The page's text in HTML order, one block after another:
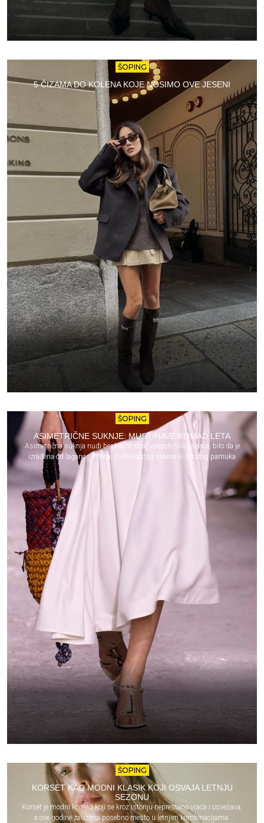
ŠOPING
5 ČIZAMA DO KOLENA KOJE NOSIMO OVE JESENI
ŠOPING
ASIMETRIČNE SUKNJE: MUST-HAVE KOMAD LETA
Asimetrična suknja nudi beskrajne mogućnosti stilizovanja, bilo da je
izrađena od laganog šifona, svilenkastog satena ili čvrstog pamuka
ŠOPING
KORSET KAO MODNI KLASIK KOJI OSVAJA LETNJU
SEZONU
Korset je modni komad koji se kroz istoriju neprestano vraća i osvežava,
a ove godine zauzima posebno mesto u letnjim kombinacijama.